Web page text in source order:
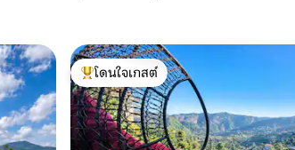
โดนใจเกสต์ที่สุด
โดนใจเกสต์